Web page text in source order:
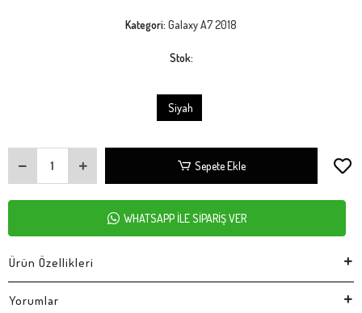
Kategori: Galaxy A7 2018
Stok:
Siyah
Sepete Ekle
WHATSAPP İLE SİPARİŞ VER
Ürün Özellikleri
Yorumlar